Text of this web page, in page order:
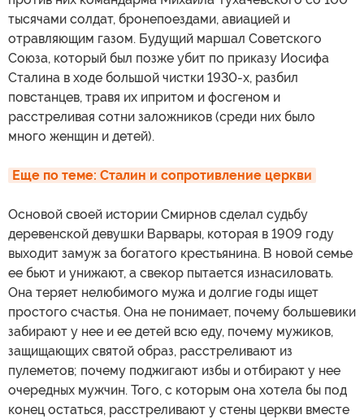
тысячами солдат, бронепоездами, авиацией и
отравляющим газом. Будущий маршал Советского
Союза, который был позже убит по приказу Иосифа
Сталина в ходе большой чистки 1930-х, разбил
повстанцев, травя их ипритом и фосгеном и
расстреливая сотни заложников (среди них было
много женщин и детей).
Еще по теме: Сталин и сопротивление церкви
Основой своей истории Смирнов сделал судьбу
деревенской девушки Варвары, которая в 1909 году
выходит замуж за богатого крестьянина. В новой семье
ее бьют и унижают, а свекор пытается изнасиловать.
Она теряет нелюбимого мужа и долгие годы ищет
простого счастья. Она не понимает, почему большевики
забирают у нее и ее детей всю еду, почему мужиков,
защищающих святой образ, расстреливают из
пулеметов; почему поджигают избы и отбирают у нее
очередных мужчин. Того, с которым она хотела бы под
конец остаться, расстреливают у стены церкви вместе